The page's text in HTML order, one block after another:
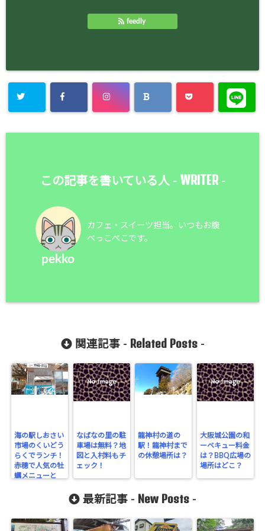
feedly
この記事を書いている人 - WRITER-
pekko
カフェ・スイーツ担当。いつもお腹
ぺっこぺこです。
関連記事 - Related Posts-
海の駅しおさい
市場のくいどう
らくでランチ！
赤穂で人気の牡
蠣メニューと
なばなの里の駐
車場は無料？地
図と入村料もチ
ェック！
龍神村の道の
駅！龍神村まで
の休憩場所は？
大阪城公園の和
ーベキュー料金
は？BBQ広場の
場所はどこ？
最新記事 - New Posts -